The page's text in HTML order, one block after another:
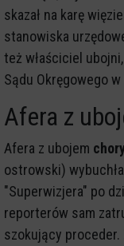
skazał na karę
stanowiska
też właściciel
Sądu Okręgowego w
Afera z
Afera z ubojem
ostrowski)
"Superwizjera" po
reporterów sam
szokujący proceder.